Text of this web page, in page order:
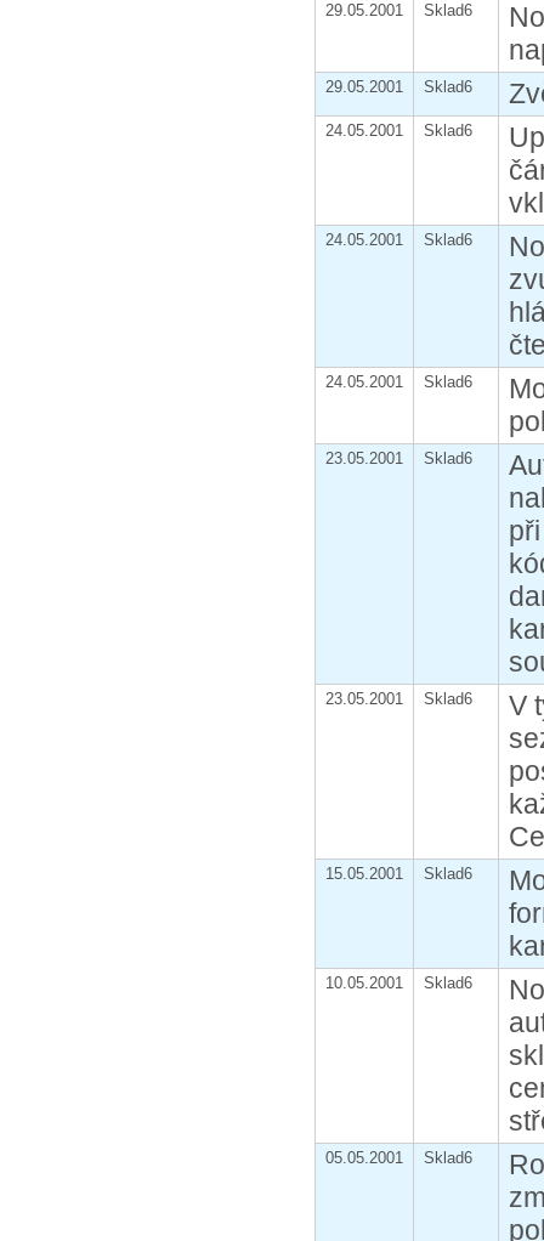
29.05.2001 Sklad6
29.05.2001 Sklad6
24.05.2001 Sklad6
24.05.2001 Sklad6
24.05.2001 Sklad6
23.05.2001 Sklad6
23.05.2001 Sklad6
V
15.05.2001 Sklad6
10.05.2001 Sklad6
05.05.2001 Sklad6